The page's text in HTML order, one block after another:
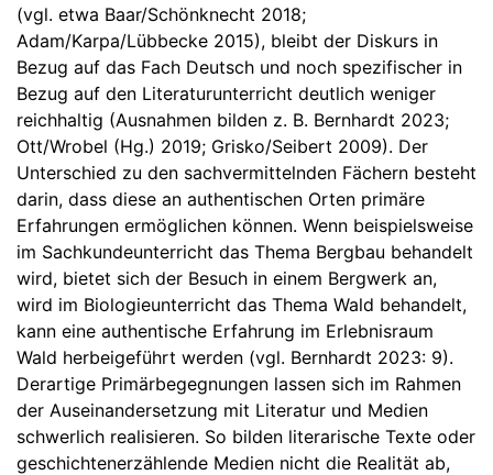
(vgl. etwa Baar/Schönknecht 2018;
Adam/Karpa/Lübbecke 2015), bleibt der Diskurs in
Bezug auf das Fach Deutsch und noch spezifischer in
Bezug auf den Literaturunterricht deutlich weniger
reichhaltig (Ausnahmen bilden z. B. Bernhardt 2023;
Ott/Wrobel (Hg.) 2019; Grisko/Seibert 2009). Der
Unterschied zu den sachvermittelnden Fächern besteht
darin, dass diese an authentischen Orten primäre
Erfahrungen ermöglichen können. Wenn beispielsweise
im Sachkundeunterricht das Thema Bergbau behandelt
wird, bietet sich der Besuch in einem Bergwerk an,
wird im Biologieunterricht das Thema Wald behandelt,
kann eine authentische Erfahrung im Erlebnisraum
Wald herbeigeführt werden (vgl. Bernhardt 2023: 9).
Derartige Primärbegegnungen lassen sich im Rahmen
der Auseinandersetzung mit Literatur und Medien
schwerlich realisieren. So bilden literarische Texte oder
geschichtenerzählende Medien nicht die Realität ab,